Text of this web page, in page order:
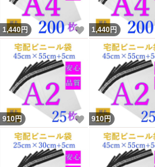
1,440円 いいね！
1,440円
910円 いいね！
910円